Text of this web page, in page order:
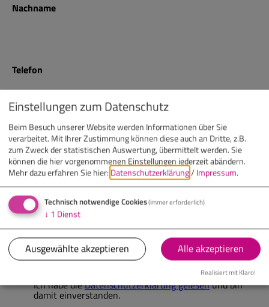
Nachname
Telefon
E-Mail
Nachricht(optional)
Ich habe dieDatenschutzerklärung gelesenund bin
damit einverstanden.
Einstellungen zum Datenschutz
Beim Besuch unserer Website werden Informationen über Sie
verarbeitet. Mit Ihrer Zustimmung können diese auch an Dritte, z.B.
zum Zweck der statistischen Auswertung, übermittelt werden. Sie
können die hier vorgenommenen Einstellungen jederzeit abändern.
Mehr dazu erfahren Sie hier:Datenschutzerklärung/Impressum.
Technisch notwendige Cookies(immer erforderlich)
↓ 1 Dienst
Ausgewählte akzeptieren Alle akzeptieren
Realisiert mit Klaro!